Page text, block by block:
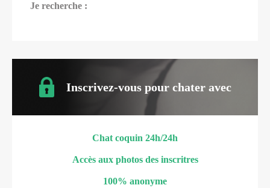
Je recherche :
Inscrivez-vous pour chater avec
Chat coquin 24h/24h
Accès aux photos des inscritres
100% anonyme